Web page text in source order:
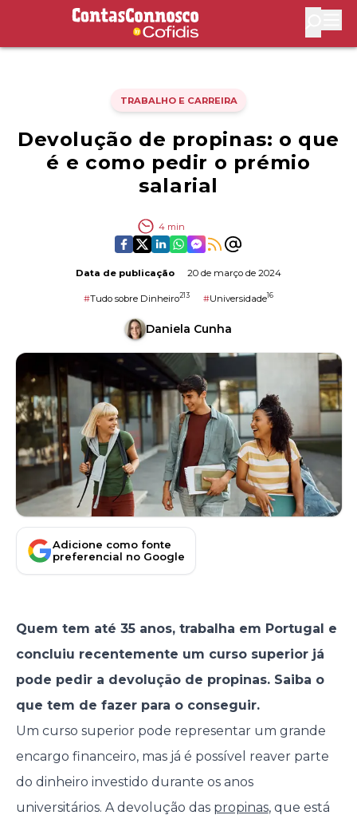
Contas Connosco by Cofidis
TRABALHO E CARREIRA
Devolução de propinas: o que
é e como pedir o prémio
salarial
4 min
Data de publicação 20 de março de 2024
#Tudo sobre Dinheiro213 #Universidade16
Daniela Cunha
Adicione como fonte
preferencial no Google
Quem tem até 35 anos, trabalha em Portugal e
concluiu recentemente um curso superior já
pode pedir a devolução de propinas. Saiba o
que tem de fazer para o conseguir.
Um curso superior pode representar um grande
encargo financeiro, mas já é possível reaver parte
do dinheiro investido durante os anos
universitários. A devolução das propinas, que está